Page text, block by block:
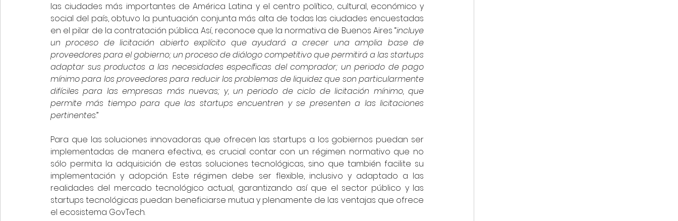
las ciudades más importantes de América Latina y el centro político, cultural, económico y
social del país, obtuvo la puntuación conjunta más alta de todas las ciudades encuestadas
en el pilar de la contratación pública. Así, reconoce que la normativa de Buenos Aires “incluye
un proceso de licitación abierto explícito que ayudará a crecer una amplia base de
proveedores para el gobierno; un proceso de diálogo competitivo que permitirá a las startups
adaptar sus productos a las necesidades específicas del comprador; un periodo de pago
mínimo para los proveedores para reducir los problemas de liquidez que son particularmente
difíciles para las empresas más nuevas; y, un periodo de ciclo de licitación mínimo, que
permite más tiempo para que las startups encuentren y se presenten a las licitaciones
pertinentes.”
Para que las soluciones innovadoras que ofrecen las startups a los gobiernos puedan ser
implementadas de manera efectiva, es crucial contar con un régimen normativo que no
sólo permita la adquisición de estas soluciones tecnológicas, sino que también facilite su
implementación y adopción. Este régimen debe ser flexible, inclusivo y adaptado a las
realidades del mercado tecnológico actual, garantizando así que el sector público y las
startups tecnológicas puedan beneficiarse mutua y plenamente de las ventajas que ofrece
el ecosistema GovTech.